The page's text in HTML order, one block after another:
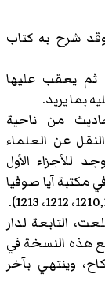
شرح به كتاب
ثم يعقب عليها
بما يريد.
من ناحية
عن العلماء
للأجزاء الأول
مكتبة آيا صوفيا
التابعة لدار
شافعي). وتقع هذه النسخة في
وينتهي بآخر